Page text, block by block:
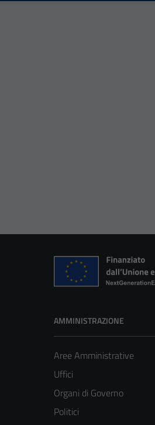
AMMINISTRAZIONE
Aree Amministrative
Uffici
Organi di Governo
Politici